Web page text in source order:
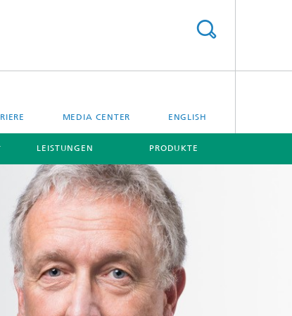
MEDIA CENTER ENGLISH
LEISTUNGEN PRODUKTE